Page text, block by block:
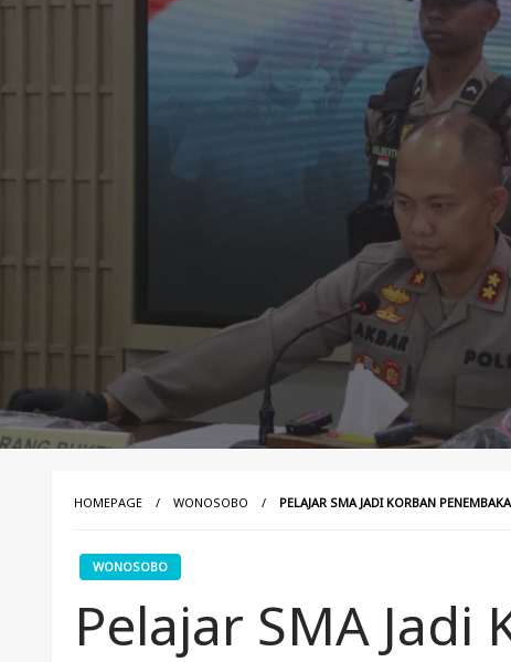
HOMEPAGE WONOSOBO PELAJAR SMA JADI KORBAN
WONOSOBO
Pelajar SMA Jadi